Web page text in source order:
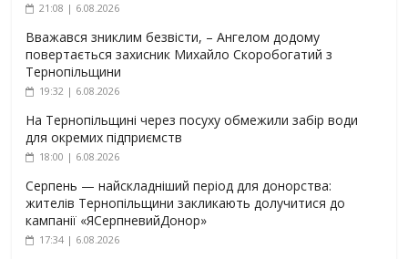
21:08 | 6.08.2026
Вважався зниклим безвісти, – Ангелом додому
повертається захисник Михайло Скоробогатий з
Тернопільщини
19:32 | 6.08.2026
На Тернопільщині через посуху обмежили забір води
для окремих підприємств
18:00 | 6.08.2026
Серпень — найскладніший період для донорства:
жителів Тернопільщини закликають долучитися до
кампанії «ЯСерпневийДонор»
17:34 | 6.08.2026